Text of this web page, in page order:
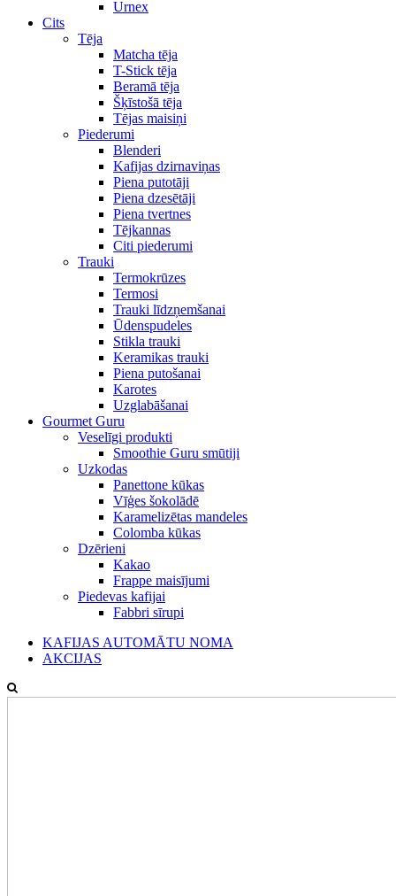
Urnex
Cits
Tēja
Matcha tēja
T-Stick tēja
Beramā tēja
Šķīstošā tēja
Tējas maisiņi
Piederumi
Blenderi
Kafijas dzirnaviņas
Piena putotāji
Piena dzesētāji
Piena tvertnes
Tējkannas
Citi piederumi
Trauki
Termokrūzes
Termosi
Trauki līdzņemšanai
Ūdenspudeles
Stikla trauki
Keramikas trauki
Piena putošanai
Karotes
Uzglabāšanai
Gourmet Guru
Veselīgi produkti
Smoothie Guru smūtiji
Uzkodas
Panettone kūkas
Vīģes šokolādē
Karamelizētas mandeles
Colomba kūkas
Dzērieni
Kakao
Frappe maisījumi
Piedevas kafijai
Fabbri sīrupi
KAFIJAS AUTOMĀTU NOMA
AKCIJAS